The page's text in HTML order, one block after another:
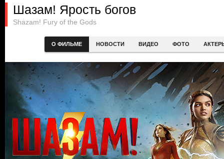
Шазам! Ярость богов
Shazam! Fury of the Gods
О ФИЛЬМЕ НОВОСТИ ВИДЕО ФОТО